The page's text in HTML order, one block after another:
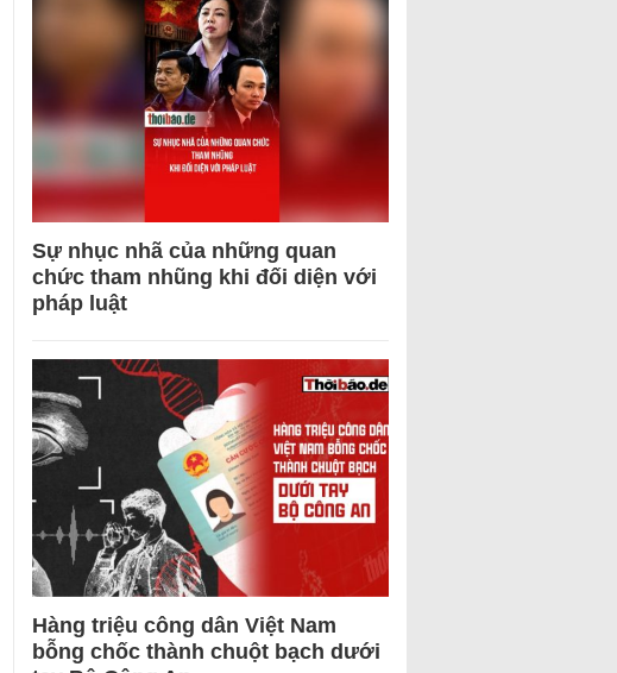
Sự nhục nhã của những quan
chức tham nhũng khi đối diện với
pháp luật
Hàng triệu công dân Việt Nam
bỗng chốc thành chuột bạch dưới